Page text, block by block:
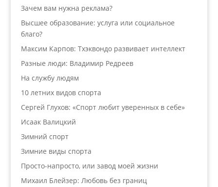
Зачем вам нужна реклама?
Высшее образование: услуга или социальное
благо?
Максим Карпов: Тхэквондо развивает интеллект
Разные люди: Владимир Редреев
На службу людям
10 летних видов спорта
Сергей Глухов: «Спорт любит уверенных в себе»
Исаак Валицкий
Зимний спорт
Зимние виды спорта
Просто-напросто, или завод моей жизни
Михаил Блейзер: Любовь без границ